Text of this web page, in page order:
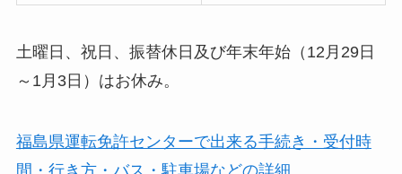
土曜日、祝日、振替休日及び年末年始（12月29日
～1月3日）はお休み。
福島県運転免許センターで出来る手続き・受付時
間・行き方・バス・駐車場などの詳細